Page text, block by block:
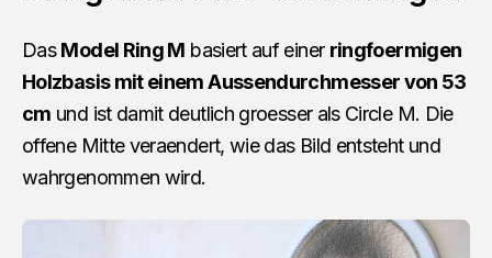
DasModel Ring M basiert auf einer ringfoermigen
Holzbasis mit einem Aussendurchmesser von 53
cm und ist damit deutlich groesser als Circle M. Die
offene Mitte veraendert, wie das Bild entsteht und
wahrgenommen wird.